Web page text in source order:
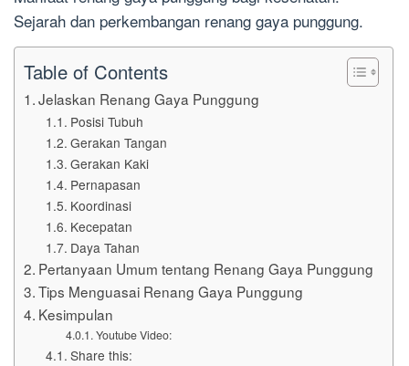
Sejarah dan perkembangan renang gaya punggung.
Table of Contents
Jelaskan Renang Gaya Punggung
Posisi Tubuh
Gerakan Tangan
Gerakan Kaki
Pernapasan
Koordinasi
Kecepatan
Daya Tahan
Pertanyaan Umum tentang Renang Gaya Punggung
Tips Menguasai Renang Gaya Punggung
Kesimpulan
Youtube Video:
Share this: